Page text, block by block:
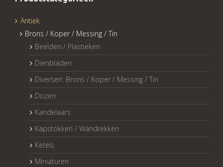
Antiek
Brons / Koper / Messing / Tin
Beelden / Plastieken
Dienbladen
Diversen: Brons / Koper / Messing / Tin
Dozen
Kandelaars
Kapstokken / Wandrekken
Ketels
Miniaturen